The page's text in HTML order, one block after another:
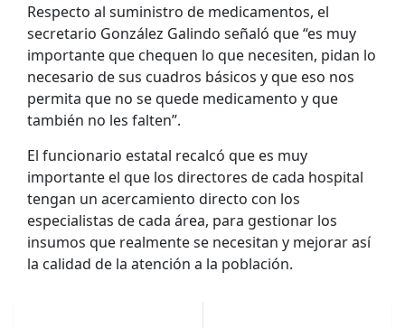
Respecto al suministro de medicamentos, el
secretario González Galindo señaló que “es muy
importante que chequen lo que necesiten, pidan lo
necesario de sus cuadros básicos y que eso nos
permita que no se quede medicamento y que
también no les falten”.
El funcionario estatal recalcó que es muy
importante el que los directores de cada hospital
tengan un acercamiento directo con los
especialistas de cada área, para gestionar los
insumos que realmente se necesitan y mejorar así
la calidad de la atención a la población.